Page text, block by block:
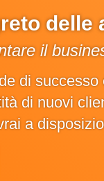
delle
il
di
di nuovi
a